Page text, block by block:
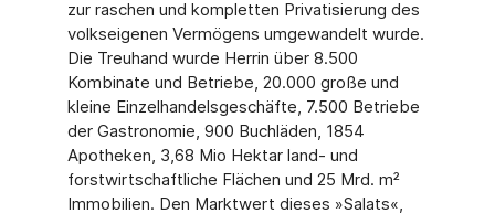
zur raschen und kompletten Privatisierung des
volkseigenen Vermögens umgewandelt wurde.
Die Treuhand wurde Herrin über 8.500
Kombinate und Betriebe, 20.000 große und
kleine Einzelhandelsgeschäfte, 7.500 Betriebe
der Gastronomie, 900 Buchläden, 1854
Apotheken, 3,68 Mio Hektar land- und
forstwirtschaftliche Flächen und 25 Mrd. m²
Immobilien. Den Marktwert dieses »Salats«,